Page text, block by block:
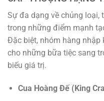
Sự đa dạng về chủng loại,
trong những điểm mạnh
Đặc biệt, nhóm hàng
cho những bữa tiệc sang
biếu giá trị.
Cua Hoàng Đế (King